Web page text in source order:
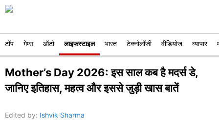
टॉप गेम्स ऑटो लाइफस्टाइल भारत टेक्नोलॉजी वीडियोज व्यापार
Mother’s Day 2026: इस साल कब है मदर्स डे,
जानिए इतिहास, महत्व और इससे जुड़ी खास बातें
Edited by: Ishvik Sharma